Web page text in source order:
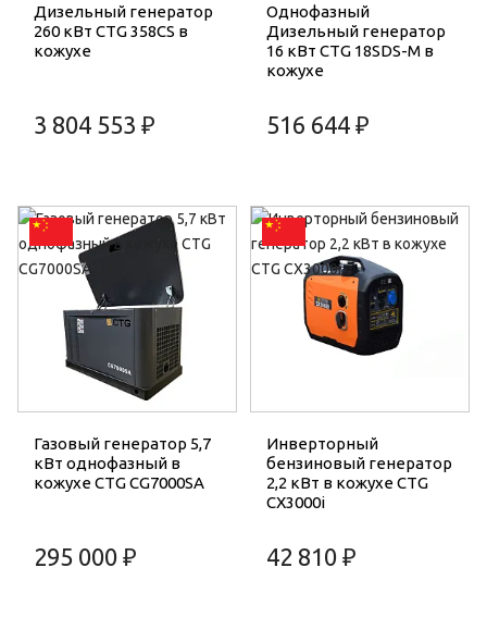
Дизельный генератор
260 кВт CTG 358CS в
кожухе
3 804 553 ₽
Однофазный
Дизельный генератор
16 кВт CTG 18SDS-M в
кожухе
516 644 ₽
Газовый генератор 5,7
кВт однофазный в
кожухе CTG CG7000SA
295 000 ₽
Инверторный
бензиновый генератор
2,2 кВт в кожухе CTG
CX3000i
42 810 ₽